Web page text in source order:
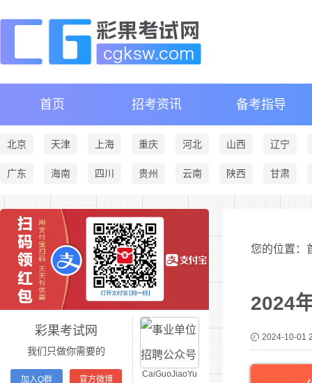
首页 招考资讯 备考指导
北京 天津 上海 重庆 河北 山西 辽宁
广东 海南 四川 贵州 云南 陕西 甘肃
彩果考试网
我们只做你需要的
加入Q群 官方微博
CaiGuoJiaoYu
您的位置：
2024
2024-10-01